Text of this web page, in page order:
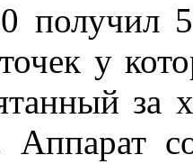
получил
у
за